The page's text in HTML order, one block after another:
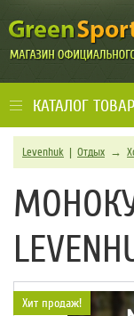
КАТАЛОГ
Levenhuk | Отдых →
Хит продаж!